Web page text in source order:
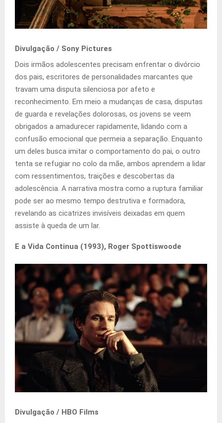
Divulgação / Sony Pictures
Dois irmãos adolescentes precisam enfrentar o divórcio
dos pais, escritores de personalidades marcantes que
travam uma disputa silenciosa por afeto e
reconhecimento. Em meio a mudanças de casa, disputas
de guarda e revelações dolorosas, os jovens se veem
obrigados a amadurecer rapidamente, lidando com a
confusão emocional que permeia a separação. Enquanto
um deles busca imitar o comportamento do pai, o outro
tenta se refugiar no colo da mãe, ambos aprendem a lidar
com ressentimentos, traições e descobertas da
adolescência. A narrativa mostra como a ruptura familiar
pode ser ao mesmo tempo destrutiva e formadora,
revelando as cicatrizes invisíveis deixadas em quem
assiste à queda de um lar.
E a Vida Continua (1993), Roger Spottiswoode
Divulgação / HBO Films